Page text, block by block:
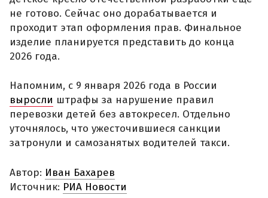
не готово. Сейчас оно дорабатывается и
проходит этап оформления прав. Финальное
изделие планируется представить до конца
2026 года.
Напомним, с 9 января 2026 года в России
выросли штрафы за нарушение правил
перевозки детей без автокресел. Отдельно
уточнялось, что ужесточившиеся санкции
затронули и самозанятых водителей такси.
Автор: Иван Бахарев
Источник: РИА Новости